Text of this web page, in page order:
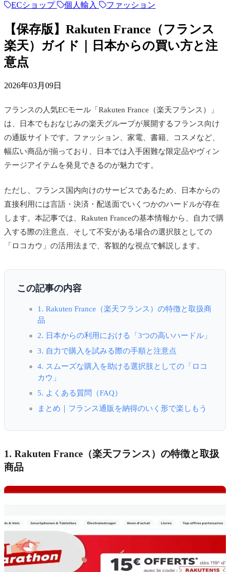
ECショップ 個人輸入 ファッション
【保存版】Rakuten France（フランス
楽天）ガイド｜日本からの買い方と注
意点
2026年03月09日
フランスの人気ECモール「Rakuten France（楽天フランス）」
は、日本でもおなじみの楽天グループが展開するフランス向け
の通販サイトです。ファッション、家電、書籍、コスメなど、
幅広い商品が揃っており、日本では入手困難な限定品やヴィン
テージアイテムを発見できるのが魅力です。
ただし、フランス国内向けのサービスであるため、日本からの
直接利用には言語・決済・配送面でいくつかのハードルが存在
します。本記事では、Rakuten Franceの基本情報から、自力で購
入する際の注意点、そして不安がある場合の選択肢としての
「ロコカウ」の活用法まで、客観的な視点で解説します。
この記事の内容
1. Rakuten France（楽天フランス）の特徴と取扱商
品
2. 日本からの利用における「3つの高いハードル」
3. 自力で購入を試みる際の手順と注意点
4. スムーズな購入を助ける選択肢としての「ロコ
カウ」
5. よくある質問（FAQ）
まとめ｜フランス通販を納得のいく形で楽しもう
1. Rakuten France（楽天フランス）の特徴と取扱
商品